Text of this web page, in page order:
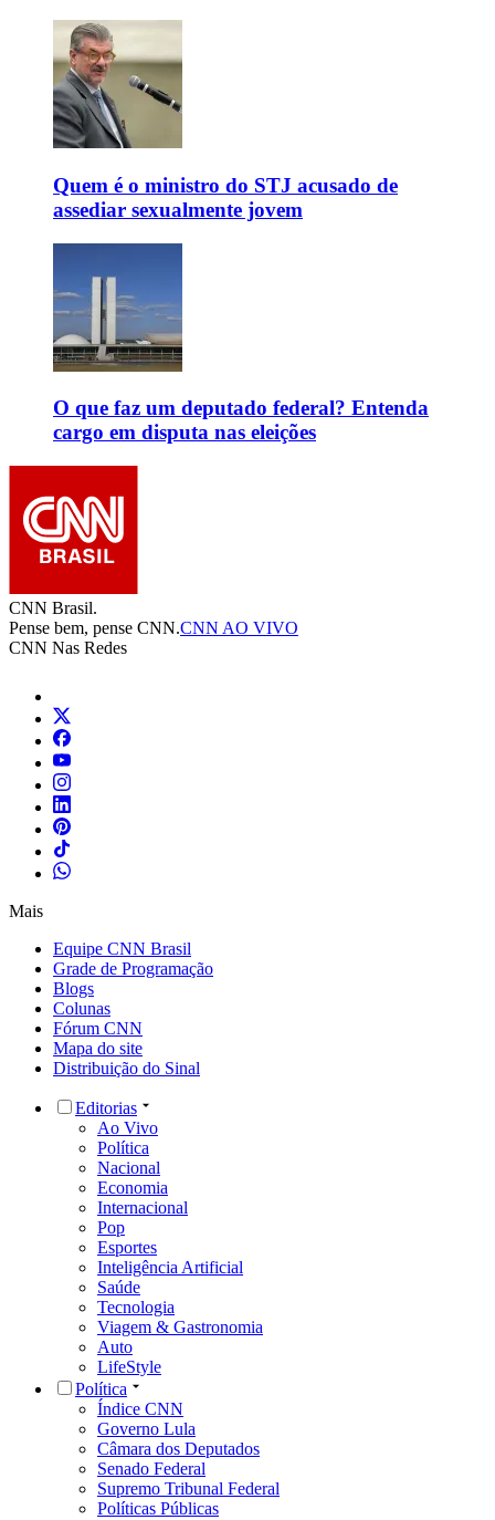
Quem é o ministro do STJ acusado de
assediar sexualmente jovem
O que faz um deputado federal? Entenda
cargo em disputa nas eleições
CNN Brasil.
Pense bem, pense CNN.CNN AO VIVO
CNN Nas Redes
Mais
Equipe CNN Brasil
Grade de Programação
Blogs
Colunas
Fórum CNN
Mapa do site
Distribuição do Sinal
Editorias
Ao Vivo
Política
Nacional
Economia
Internacional
Pop
Esportes
Inteligência Artificial
Saúde
Tecnologia
Viagem & Gastronomia
Auto
LifeStyle
Política
Índice CNN
Governo Lula
Câmara dos Deputados
Senado Federal
Supremo Tribunal Federal
Políticas Públicas